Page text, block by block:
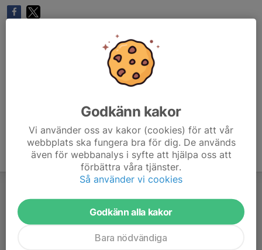
Godkänn kakor
Vi använder oss av kakor (cookies) för att vår
webbplats ska fungera bra för dig. De används
även för webbanalys i syfte att hjälpa oss att
förbättra våra tjänster.
Så använder vi cookies
Godkänn alla kakor
Bara nödvändiga